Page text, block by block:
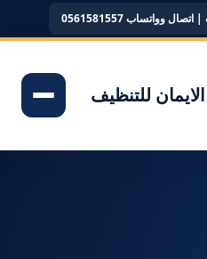
وواتساب 0561581557
الايمان للتنظيف